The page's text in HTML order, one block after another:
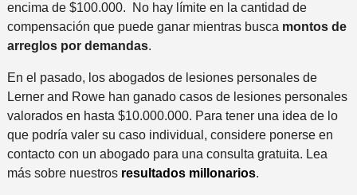
encima de $100.000. No hay límite en la cantidad de
compensación que puede ganar mientras busca montos de
arreglos por demandas.
En el pasado, los abogados de lesiones personales de
Lerner and Rowe han ganado casos de lesiones personales
valorados en hasta $10.000.000. Para tener una idea de lo
que podría valer su caso individual, considere ponerse en
contacto con un abogado para una consulta gratuita. Lea
más sobre nuestros resultados millonarios.